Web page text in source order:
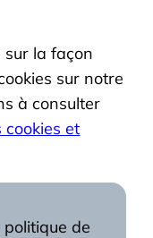
la façon
sur notre
à consulter
cookies et
de